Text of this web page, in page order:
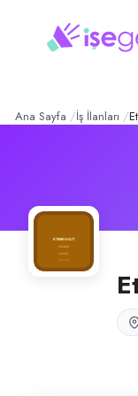
Etimesgut Tezgâh
Tezgahtar
Ana Sayfa İş İlanları